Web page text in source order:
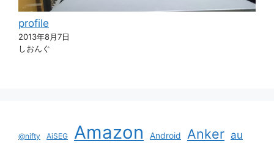
profile
2013年8月7日
しおんぐ
@nifty AiSEG Amazon Android Anker au